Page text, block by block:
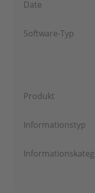
Date
Software-Typ
Produkt
Informationstyp